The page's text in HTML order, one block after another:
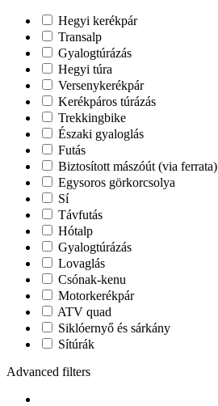
Hegyi kerékpár
Transalp
Gyalogtúrázás
Hegyi túra
Versenykerékpár
Kerékpáros túrázás
Trekkingbike
Északi gyaloglás
Futás
Biztosított mászóút (via ferrata)
Egysoros görkorcsolya
Sí
Távfutás
Hótalp
Gyalogtúrázás
Lovaglás
Csónak-kenu
Motorkerékpár
ATV quad
Siklóernyő és sárkány
Sítúrák
Advanced filters